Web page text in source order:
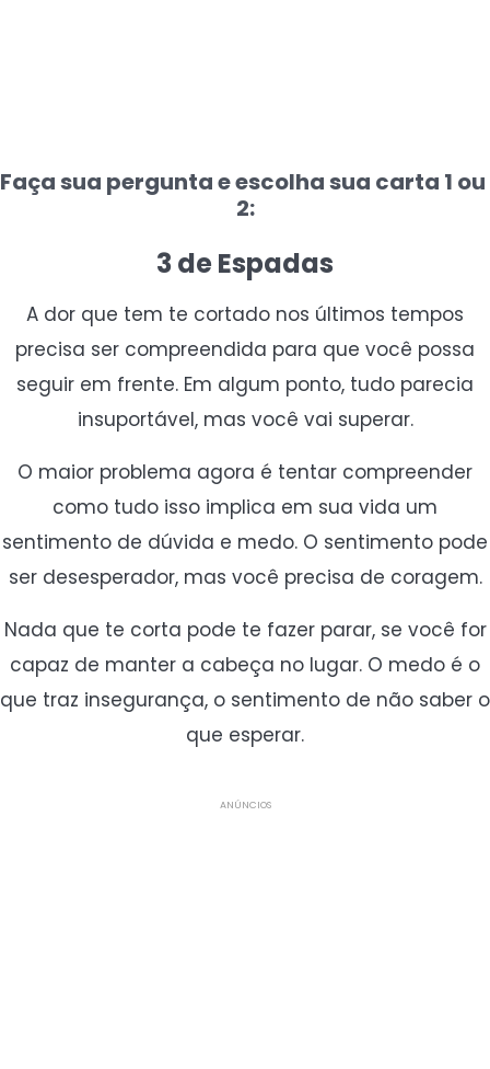
Faça sua pergunta e escolha sua carta 1 ou
2:
3 de Espadas
A dor que tem te cortado nos últimos tempos
precisa ser compreendida para que você possa
seguir em frente. Em algum ponto, tudo parecia
insuportável, mas você vai superar.
O maior problema agora é tentar compreender
como tudo isso implica em sua vida um
sentimento de dúvida e medo. O sentimento pode
ser desesperador, mas você precisa de coragem.
Nada que te corta pode te fazer parar, se você for
capaz de manter a cabeça no lugar. O medo é o
que traz insegurança, o sentimento de não saber o
que esperar.
ANÚNCIOS